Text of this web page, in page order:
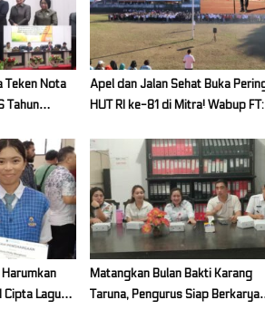
Teken Nota
Tahun
Apel dan Jalan Sehat Buka
HUT RI ke-81 di Mitra! Wabup
Cipta Lagu
Matangkan Bulan Bakti Karang
Taruna, Pengurus Siap Berkarya